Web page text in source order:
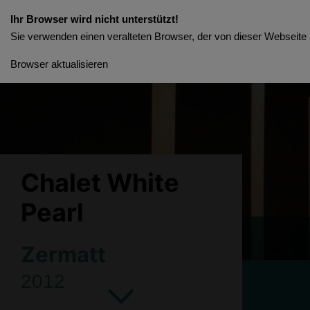
Chalet White
Pearl
Ihr Browser wird nicht unterstützt!
Sie verwenden einen veralteten Browser, der von dieser
Browser aktualisieren